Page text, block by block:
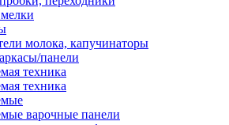
молока, капучинаторы
панели
техника
техника
варочные панели